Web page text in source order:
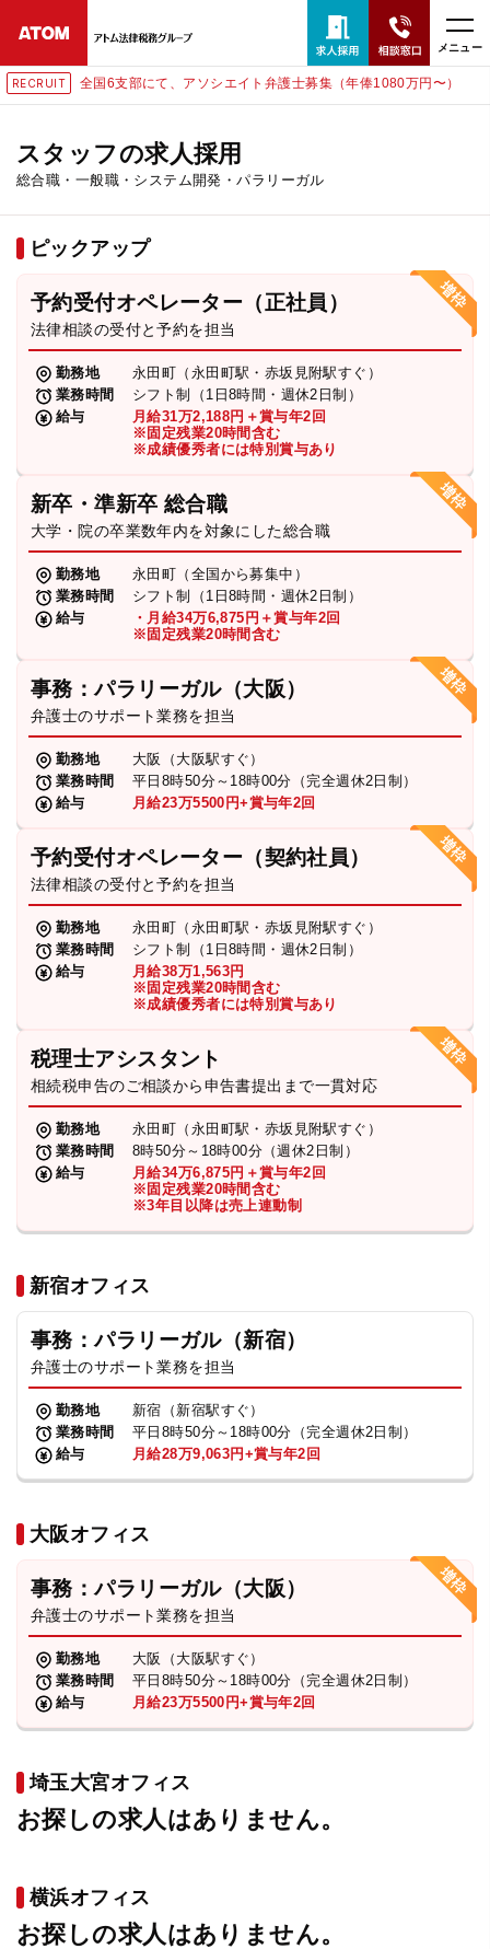
メニュー
全国6支部にて、アソシエイト弁護士募集（年俸1080万円〜） RECRUIT
スタッフの求人採用
総合職・一般職・システム開発・パラリーガル
ピックアップ
予約受付オペレーター（正社員）
法律相談の受付と予約を担当
勤務地
永田町（永田町駅・赤坂見附駅すぐ）
業務時間
シフト制（1日8時間・週休2日制）
給与
月給31万2,188円＋賞与年2回
※固定残業20時間含む
※成績優秀者には特別賞与あり
新卒・準新卒 総合職
大学・院の卒業数年内を対象にした総合職
勤務地
永田町（全国から募集中）
業務時間
シフト制（1日8時間・週休2日制）
給与
・月給34万6,875円＋賞与年2回
※固定残業20時間含む
事務：パラリーガル（大阪）
弁護士のサポート業務を担当
勤務地
大阪（大阪駅すぐ）
業務時間
平日8時50分～18時00分（完全週休2日制）
給与
月給23万5500円+賞与年2回
予約受付オペレーター（契約社員）
法律相談の受付と予約を担当
勤務地
永田町（永田町駅・赤坂見附駅すぐ）
業務時間
シフト制（1日8時間・週休2日制）
給与
月給38万1,563円
※固定残業20時間含む
※成績優秀者には特別賞与あり
税理士アシスタント
相続税申告のご相談から申告書提出まで一貫対応
勤務地
永田町（永田町駅・赤坂見附駅すぐ）
業務時間
8時50分～18時00分（週休2日制）
給与
月給34万6,875円＋賞与年2回
※固定残業20時間含む
※3年目以降は売上連動制
新宿オフィス
事務：パラリーガル（新宿）
弁護士のサポート業務を担当
勤務地
新宿（新宿駅すぐ）
業務時間
平日8時50分～18時00分（完全週休2日制）
給与
月給28万9,063円+賞与年2回
大阪オフィス
事務：パラリーガル（大阪）
弁護士のサポート業務を担当
勤務地
大阪（大阪駅すぐ）
業務時間
平日8時50分～18時00分（完全週休2日制）
給与
月給23万5500円+賞与年2回
埼玉大宮オフィス
お探しの求人はありません。
横浜オフィス
お探しの求人はありません。
24時間365日全国対応
無料相談窓口はこちら
ホーム
取扱分野
解決実績
弁護士・税理士
費用
求人採用
お知らせ
特設サイト
相談先情報サイト
プライバシーポリシー
TikTok受賞 定義集 動画集